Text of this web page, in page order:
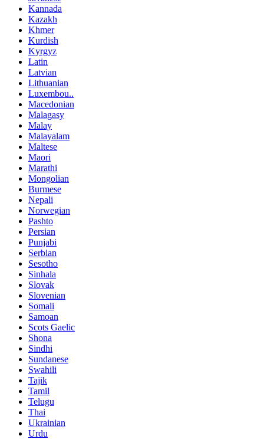
Kannada
Kazakh
Khmer
Kurdish
Kyrgyz
Latin
Latvian
Lithuanian
Luxembou..
Macedonian
Malagasy
Malay
Malayalam
Maltese
Maori
Marathi
Mongolian
Burmese
Nepali
Norwegian
Pashto
Persian
Punjabi
Serbian
Sesotho
Sinhala
Slovak
Slovenian
Somali
Samoan
Scots Gaelic
Shona
Sindhi
Sundanese
Swahili
Tajik
Tamil
Telugu
Thai
Ukrainian
Urdu